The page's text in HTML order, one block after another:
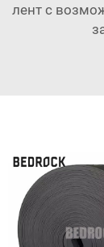
лент с